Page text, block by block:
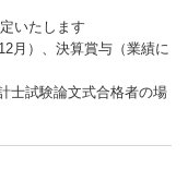
いたします
月）、決算賞与（業績に
士試験論文式合格者の場